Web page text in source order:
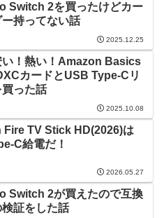
Switch 2を買ったけどカー
ー持ってない話
2025.12.25
い！熱い！Amazon Basics
カードとUSB Type-Cリ
った話
2025.10.08
Fire TV Stick HD(2026)は
C給電だ！
2026.05.27
Switch 2が買えたので互換
検証をした話